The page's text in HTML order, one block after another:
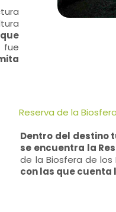
fue
Reserva de la
Dentro del destino
se encuentra la
de la Biosfera de los
con las que cuenta